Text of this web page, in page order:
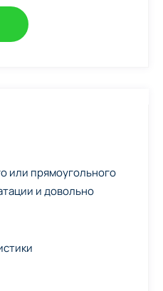
или прямоугольного
и довольно